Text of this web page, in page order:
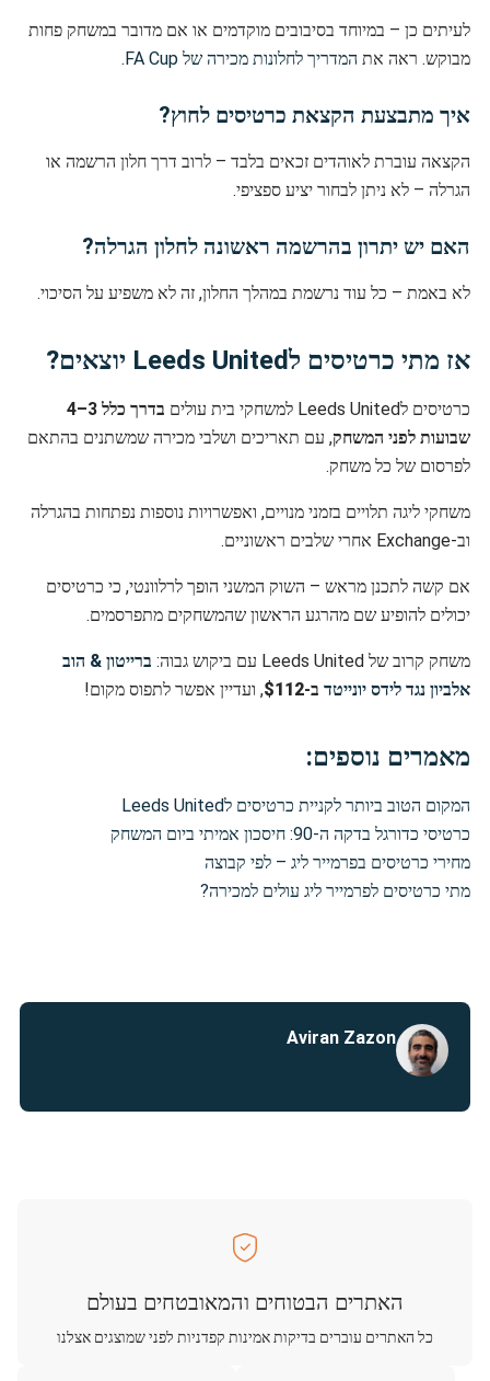
לעיתים כן – במיוחד בסיבובים מוקדמים או אם מדובר במשחק פחות
מבוקש. ראה את המדריך לחלונות מכירה של FA Cup .
איך מתבצעת הקצאת כרטיסים לחוץ?
הקצאה עוברת לאוהדים זכאים בלבד – לרוב דרך חלון הרשמה או
הגרלה – לא ניתן לבחור יציע ספציפי.
האם יש יתרון בהרשמה ראשונה לחלון הגרלה?
לא באמת – כל עוד נרשמת במהלך החלון, זה לא משפיע על הסיכוי.
אז מתי כרטיסים לLeeds United יוצאים?
כרטיסים לLeeds United למשחקי בית עולים
בדרך כלל 3–4
שבועות לפני המשחק, עם תאריכים ושלבי מכירה שמשתנים בהתאם
לפרסום של כל משחק.
משחקי ליגה תלויים בזמני מנויים, ואפשרויות נוספות נפתחות בהגרלה
וב-Exchange אחרי שלבים ראשוניים.
אם קשה לתכנן מראש – השוק המשני הופך לרלוונטי, כי כרטיסים
יכולים להופיע שם מהרגע הראשון שהמשחקים מתפרסמים.
משחק קרוב של Leeds United עם ביקוש גבוה:
ברייטון & הוב
אלביון נגד לידס יונייטד ב-$112, ועדיין אפשר לתפוס מקום!
מאמרים נוספים:
המקום הטוב ביותר לקניית כרטיסים לLeeds United
כרטיסי כדורגל בדקה ה-90: חיסכון אמיתי ביום המשחק
מחירי כרטיסים בפרמייר ליג – לפי קבוצה
מתי כרטיסים לפרמייר ליג עולים למכירה?
Aviran Zazon
האתרים הבטוחים והמאובטחים בעולם
כל האתרים עוברים בדיקות אמינות קפדניות לפני שמוצגים אצלנו